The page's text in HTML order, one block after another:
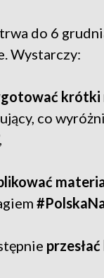
do 6
Wystarczy:
krótki
co